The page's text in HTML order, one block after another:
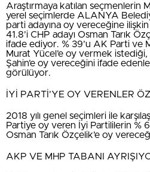
Araştırmaya katılan seçmenlerin
yerel seçimlerde ALANYA
parti adayına oy vereceğine
41.8’i CHP adayı Osman Tarık
ifade ediyor. % 39’u AK Parti ve
Murat Yücel’e oy vermek
Şahin’e oy vereceğini ifade
görülüyor.
İYİ PARTİ’YE OY VERENLER
2018 yılı genel seçimleri ile
Partiye oy veren İyi Partililerin %
Osman Tarık Özçelik’e oy
AKP VE MHP TABANI